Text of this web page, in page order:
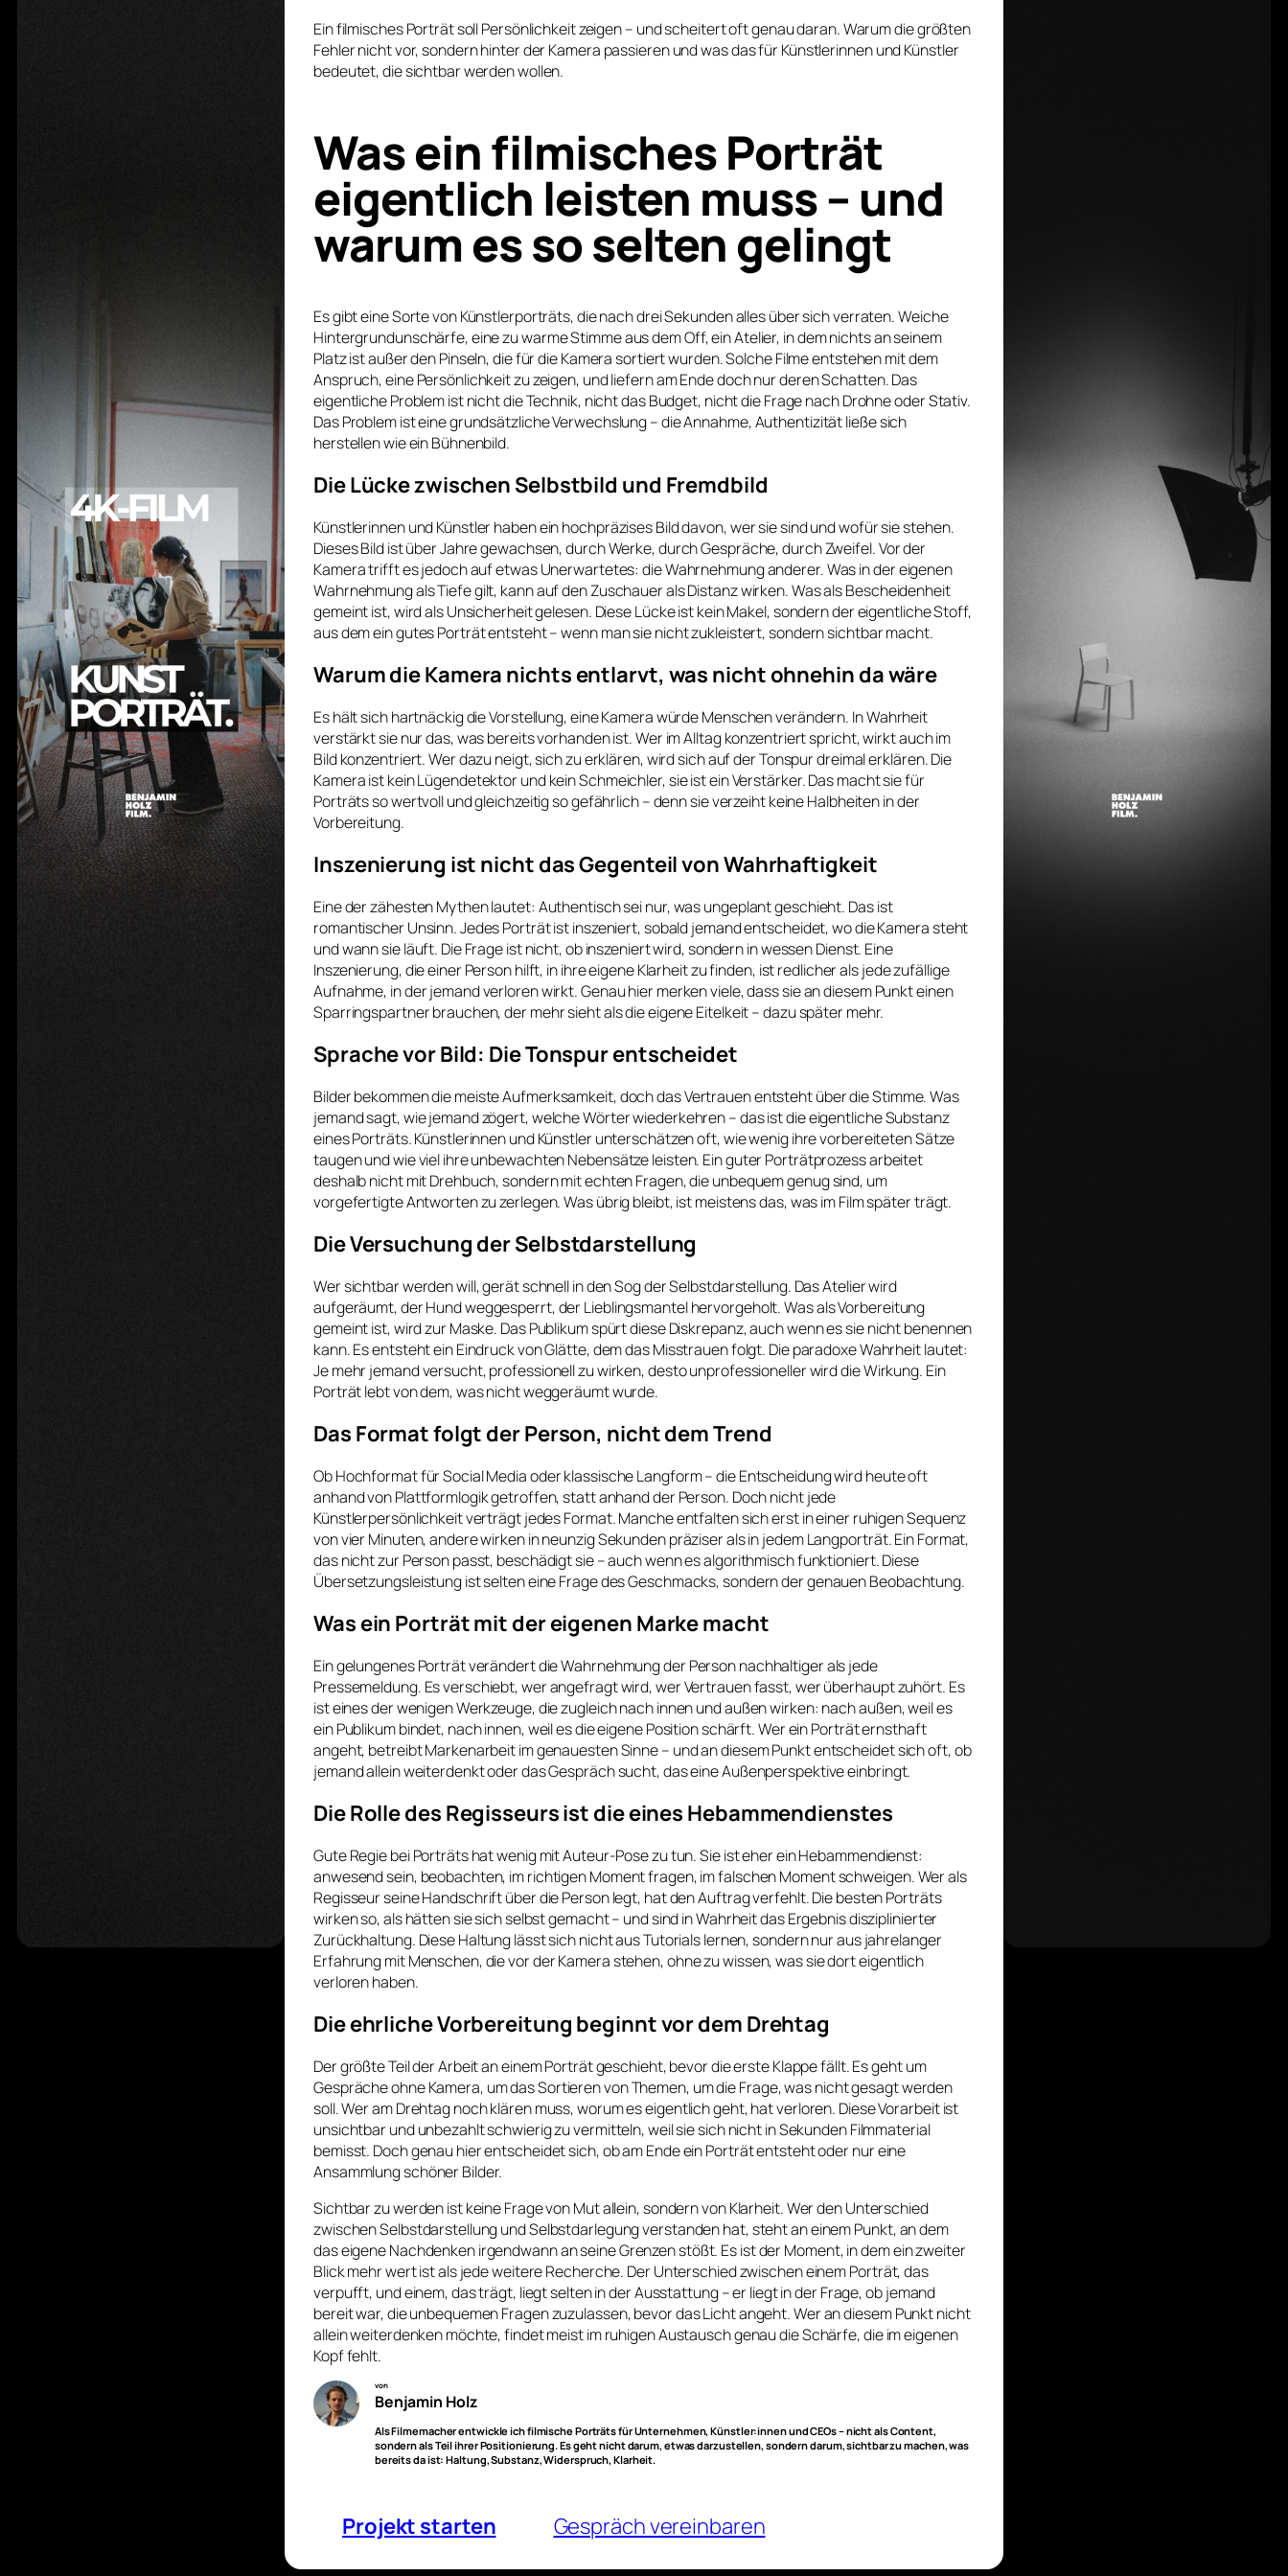
Ein filmisches Porträt soll Persönlichkeit zeigen – und scheitert oft genau daran. Warum die größten
Fehler nicht vor, sondern hinter der Kamera passieren und was das für Künstlerinnen und Künstler
bedeutet, die sichtbar werden wollen.
Was ein filmisches Porträt
eigentlich leisten muss – und
warum es so selten gelingt
Es gibt eine Sorte von Künstlerporträts, die nach drei Sekunden alles über sich verraten. Weiche
Hintergrundunschärfe, eine zu warme Stimme aus dem Off, ein Atelier, in dem nichts an seinem
Platz ist außer den Pinseln, die für die Kamera sortiert wurden. Solche Filme entstehen mit dem
Anspruch, eine Persönlichkeit zu zeigen, und liefern am Ende doch nur deren Schatten. Das
eigentliche Problem ist nicht die Technik, nicht das Budget, nicht die Frage nach Drohne oder Stativ.
Das Problem ist eine grundsätzliche Verwechslung – die Annahme, Authentizität ließe sich
herstellen wie ein Bühnenbild.
Die Lücke zwischen Selbstbild und Fremdbild
Künstlerinnen und Künstler haben ein hochpräzises Bild davon, wer sie sind und wofür sie stehen.
Dieses Bild ist über Jahre gewachsen, durch Werke, durch Gespräche, durch Zweifel. Vor der
Kamera trifft es jedoch auf etwas Unerwartetes: die Wahrnehmung anderer. Was in der eigenen
Wahrnehmung als Tiefe gilt, kann auf den Zuschauer als Distanz wirken. Was als Bescheidenheit
gemeint ist, wird als Unsicherheit gelesen. Diese Lücke ist kein Makel, sondern der eigentliche Stoff,
aus dem ein gutes Porträt entsteht – wenn man sie nicht zukleistert, sondern sichtbar macht.
Warum die Kamera nichts entlarvt, was nicht ohnehin da wäre
Es hält sich hartnäckig die Vorstellung, eine Kamera würde Menschen verändern. In Wahrheit
verstärkt sie nur das, was bereits vorhanden ist. Wer im Alltag konzentriert spricht, wirkt auch im
Bild konzentriert. Wer dazu neigt, sich zu erklären, wird sich auf der Tonspur dreimal erklären. Die
Kamera ist kein Lügendetektor und kein Schmeichler, sie ist ein Verstärker. Das macht sie für
Porträts so wertvoll und gleichzeitig so gefährlich – denn sie verzeiht keine Halbheiten in der
Vorbereitung.
Inszenierung ist nicht das Gegenteil von Wahrhaftigkeit
Eine der zähesten Mythen lautet: Authentisch sei nur, was ungeplant geschieht. Das ist
romantischer Unsinn. Jedes Porträt ist inszeniert, sobald jemand entscheidet, wo die Kamera steht
und wann sie läuft. Die Frage ist nicht, ob inszeniert wird, sondern in wessen Dienst. Eine
Inszenierung, die einer Person hilft, in ihre eigene Klarheit zu finden, ist redlicher als jede zufällige
Aufnahme, in der jemand verloren wirkt. Genau hier merken viele, dass sie an diesem Punkt einen
Sparringspartner brauchen, der mehr sieht als die eigene Eitelkeit – dazu später mehr.
Sprache vor Bild: Die Tonspur entscheidet
Bilder bekommen die meiste Aufmerksamkeit, doch das Vertrauen entsteht über die Stimme. Was
jemand sagt, wie jemand zögert, welche Wörter wiederkehren – das ist die eigentliche Substanz
eines Porträts. Künstlerinnen und Künstler unterschätzen oft, wie wenig ihre vorbereiteten Sätze
taugen und wie viel ihre unbewachten Nebensätze leisten. Ein guter Porträtprozess arbeitet
deshalb nicht mit Drehbuch, sondern mit echten Fragen, die unbequem genug sind, um
vorgefertigte Antworten zu zerlegen. Was übrig bleibt, ist meistens das, was im Film später trägt.
Die Versuchung der Selbstdarstellung
Wer sichtbar werden will, gerät schnell in den Sog der Selbstdarstellung. Das Atelier wird
aufgeräumt, der Hund weggesperrt, der Lieblingsmantel hervorgeholt. Was als Vorbereitung
gemeint ist, wird zur Maske. Das Publikum spürt diese Diskrepanz, auch wenn es sie nicht benennen
kann. Es entsteht ein Eindruck von Glätte, dem das Misstrauen folgt. Die paradoxe Wahrheit lautet:
Je mehr jemand versucht, professionell zu wirken, desto unprofessioneller wird die Wirkung. Ein
Porträt lebt von dem, was nicht weggeräumt wurde.
Das Format folgt der Person, nicht dem Trend
Ob Hochformat für Social Media oder klassische Langform – die Entscheidung wird heute oft
anhand von Plattformlogik getroffen, statt anhand der Person. Doch nicht jede
Künstlerpersönlichkeit verträgt jedes Format. Manche entfalten sich erst in einer ruhigen Sequenz
von vier Minuten, andere wirken in neunzig Sekunden präziser als in jedem Langporträt. Ein Format,
das nicht zur Person passt, beschädigt sie – auch wenn es algorithmisch funktioniert. Diese
Übersetzungsleistung ist selten eine Frage des Geschmacks, sondern der genauen Beobachtung.
Was ein Porträt mit der eigenen Marke macht
Ein gelungenes Porträt verändert die Wahrnehmung der Person nachhaltiger als jede
Pressemeldung. Es verschiebt, wer angefragt wird, wer Vertrauen fasst, wer überhaupt zuhört. Es
ist eines der wenigen Werkzeuge, die zugleich nach innen und außen wirken: nach außen, weil es
ein Publikum bindet, nach innen, weil es die eigene Position schärft. Wer ein Porträt ernsthaft
angeht, betreibt Markenarbeit im genauesten Sinne – und an diesem Punkt entscheidet sich oft, ob
jemand allein weiterdenkt oder das Gespräch sucht, das eine Außenperspektive einbringt.
Die Rolle des Regisseurs ist die eines Hebammendienstes
Gute Regie bei Porträts hat wenig mit Auteur-Pose zu tun. Sie ist eher ein Hebammendienst:
anwesend sein, beobachten, im richtigen Moment fragen, im falschen Moment schweigen. Wer als
Regisseur seine Handschrift über die Person legt, hat den Auftrag verfehlt. Die besten Porträts
wirken so, als hätten sie sich selbst gemacht – und sind in Wahrheit das Ergebnis disziplinierter
Zurückhaltung. Diese Haltung lässt sich nicht aus Tutorials lernen, sondern nur aus jahrelanger
Erfahrung mit Menschen, die vor der Kamera stehen, ohne zu wissen, was sie dort eigentlich
verloren haben.
Die ehrliche Vorbereitung beginnt vor dem Drehtag
Der größte Teil der Arbeit an einem Porträt geschieht, bevor die erste Klappe fällt. Es geht um
Gespräche ohne Kamera, um das Sortieren von Themen, um die Frage, was nicht gesagt werden
soll. Wer am Drehtag noch klären muss, worum es eigentlich geht, hat verloren. Diese Vorarbeit ist
unsichtbar und unbezahlt schwierig zu vermitteln, weil sie sich nicht in Sekunden Filmmaterial
bemisst. Doch genau hier entscheidet sich, ob am Ende ein Porträt entsteht oder nur eine
Ansammlung schöner Bilder.
Sichtbar zu werden ist keine Frage von Mut allein, sondern von Klarheit. Wer den Unterschied
zwischen Selbstdarstellung und Selbstdarlegung verstanden hat, steht an einem Punkt, an dem
das eigene Nachdenken irgendwann an seine Grenzen stößt. Es ist der Moment, in dem ein zweiter
Blick mehr wert ist als jede weitere Recherche. Der Unterschied zwischen einem Porträt, das
verpufft, und einem, das trägt, liegt selten in der Ausstattung – er liegt in der Frage, ob jemand
bereit war, die unbequemen Fragen zuzulassen, bevor das Licht angeht. Wer an diesem Punkt nicht
allein weiterdenken möchte, findet meist im ruhigen Austausch genau die Schärfe, die im eigenen
Kopf fehlt.
von
Benjamin Holz
Als Filmemacher entwickle ich filmische Porträts für Unternehmen, Künstler:innen und CEOs – nicht als Content,
sondern als Teil ihrer Positionierung. Es geht nicht darum, etwas darzustellen, sondern darum, sichtbar zu machen, was
bereits da ist: Haltung, Substanz, Widerspruch, Klarheit.
Projekt starten Gespräch vereinbaren